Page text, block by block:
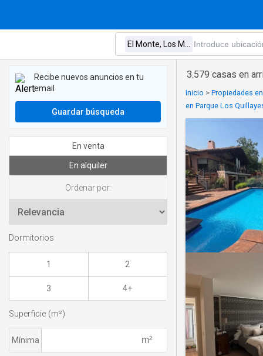
3.579 casas en
Inicio > Propiedades
en Parque Los
Recibe nuevos anuncios en tu
email
Guardar búsqueda
En venta
En alquiler
Ordenar por:
Dormitorios
1 2
3 4+
Superficie (m²)
Mínima